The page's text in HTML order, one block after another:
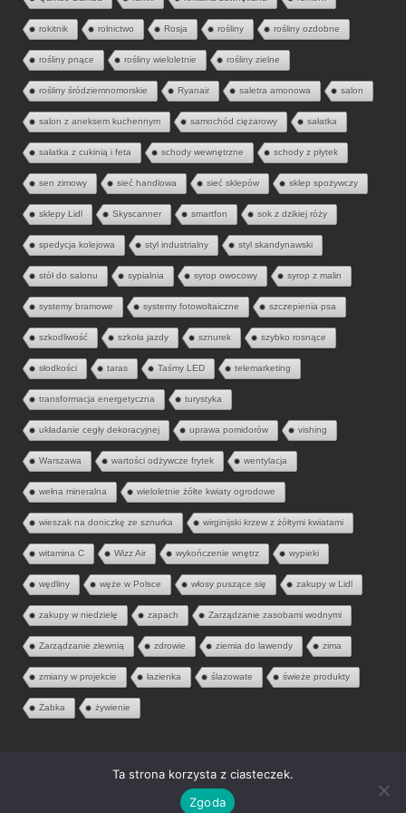
rokitnik rolnictwo Rosja rośliny rośliny ozdobne
rośliny pnące rośliny wieloletnie rośliny zielne
rośliny śródziemnomorskie Ryanair saletra amonowa salon
salon z aneksem kuchennym samochód ciężarowy sałatka
sałatka z cukinią i feta schody wewnętrzne schody z płytek
sen zimowy sieć handlowa sieć sklepów sklep spożywczy
sklepy Lidl Skyscanner smartfon sok z dzikiej róży
spedycja kolejowa styl industrialny styl skandynawski
stół do salonu sypialnia syrop owocowy syrop z malin
systemy bramowe systemy fotowoltaiczne szczepienia psa
szkodliwość szkoła jazdy sznurek szybko rosnące
słodkości taras Taśmy LED telemarketing
transformacja energetyczna turystyka
układanie cegły dekoracyjnej uprawa pomidorów vishing
Warszawa wartości odżywcze frytek wentylacja
wełna mineralna wieloletnie żółte kwiaty ogrodowe
wieszak na doniczkę ze sznurka wirginijski krzew z żółtymi kwiatami
witamina C Wizz Air wykończenie wnętrz wypieki
wędliny węże w Polsce włosy puszące się zakupy w Lidl
zakupy w niedzielę zapach Zarządzanie zasobami wodnymi
Zarządzanie zlewnią zdrowie ziemia do lawendy zima
zmiany w projekcie łazienka ślazowate świeże produkty
Żabka żywienie
© 2026 Aria Liter. Wszelkie prawa zastrzeżone.
Ta strona korzysta z ciasteczek.
Zgoda